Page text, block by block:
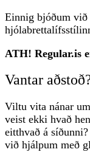
Einnig bjóðum
ATH! Regular.is
Vantar
Viltu vita nánar
veist ekki hvað
eitthvað á
við hjálpum með